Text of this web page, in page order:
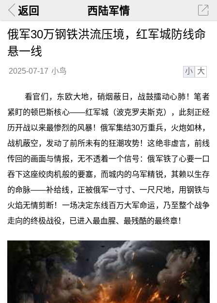
返回 西陆军情
俄军30万钢铁洪流压境，红军城防线命
悬一线
2025-07-17 小鸟 小 大
看官们，东欧大地，硝烟蔽日，战鼓擂动心肺！笔者
紧盯的顿巴斯核心——红军城（波克罗夫斯克），此刻正经
历开战以来最惨烈的风暴！俄军集结30万重兵，火炮如林，
战机蔽空，发动了前所未有的狂潮攻势！这绝非虚言，前线
传回的画面与情报，无不透着一个信号：俄军铁了心要一口
吞下这座绞肉机般的要塞，而城内的乌军精锐，其赖以生存
的命脉——补给线，正被俄军一寸寸、一尺尺地，用钢铁与
火焰无情剪断！一场决定东线百万大军命运，乃至整个战争
走向的终极战役，已进入最血腥、最残酷的最终章！